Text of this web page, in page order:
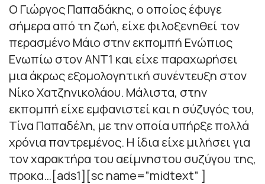
Ο Γιώργος Παπαδάκης, ο οποίος έφυγε
σήμερα από τη ζωή, είχε φιλοξενηθεί τον
περασμένο Μάιο στην εκπομπή Ενώπιος
Ενωπίω στον ΑΝΤ1 και είχε παραχωρήσει
μια άκρως εξομολογητική συνέντευξη στον
Νίκο Χατζηνικολάου. Μάλιστα, στην
εκπομπή είχε εμφανιστεί και η σύζυγός του,
Τίνα Παπαδέλη, με την οποία υπήρξε πολλά
χρόνια παντρεμένος. Η ίδια είχε μιλήσει για
τον χαρακτήρα του αείμνηστου συζύγου της,
προκα…[ads1][sc name=”midtext” ]